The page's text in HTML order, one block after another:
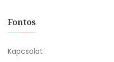
Fontos
Kapcsolat